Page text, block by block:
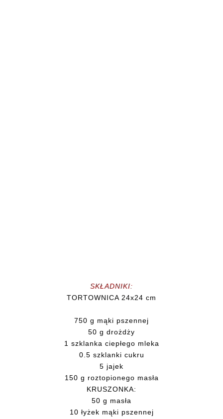
SKŁADNIKI:
TORTOWNICA 24x24 cm
750 g mąki pszennej
50 g drożdży
1 szklanka ciepłego mleka
0.5 szklanki cukru
5 jajek
150 g roztopionego masła
KRUSZONKA:
50 g masła
10 łyżek mąki pszennej